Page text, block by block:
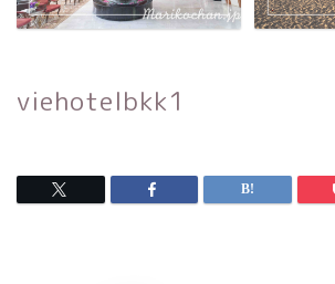
viehotelbkk1